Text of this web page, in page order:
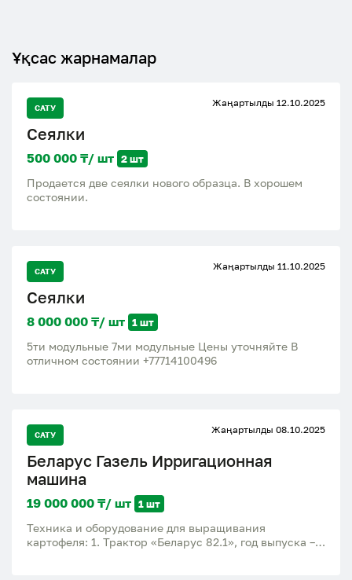
Ұқсас жарнамалар
САТУ Жаңартылды 12.10.2025
Сеялки
500 000 ₸/ шт 2 шт
Продается две сеялки нового образца. В хорошем
состоянии.
САТУ Жаңартылды 11.10.2025
Сеялки
8 000 000 ₸/ шт 1 шт
5ти модульные 7ми модульные Цены уточняйте В
отличном состоянии +77714100496
САТУ Жаңартылды 08.10.2025
Беларус Газель Ирригационная
машина
19 000 000 ₸/ шт 1 шт
Техника и оборудование для выращивания
картофеля: 1. Трактор «Беларус 82.1», год выпуска –